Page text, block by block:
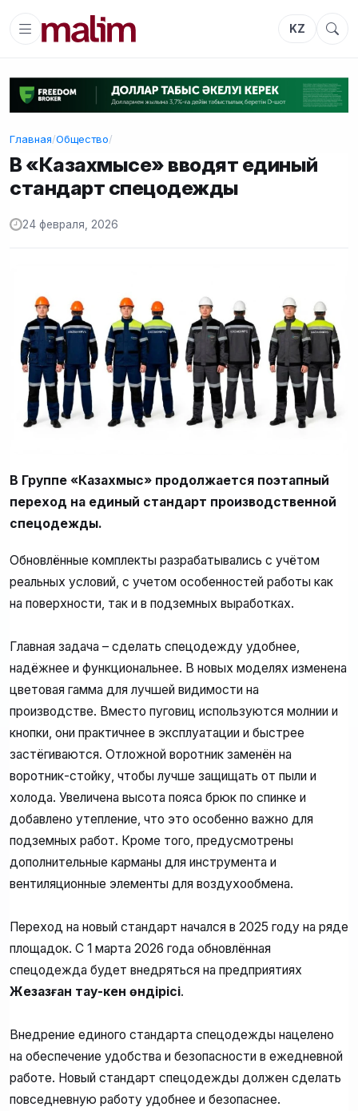
KZ
Главная/Общество/
В «Казахмысе» вводят единый
стандарт спецодежды
24 февраля, 2026
В Группе «Казахмыс» продолжается поэтапный
переход на единый стандарт производственной
спецодежды.
Обновлённые комплекты разрабатывались с учётом
реальных условий, с учетом особенностей работы как
на поверхности, так и в подземных выработках.
Главная задача – сделать спецодежду удобнее,
надёжнее и функциональнее. В новых моделях изменена
цветовая гамма для лучшей видимости на
производстве. Вместо пуговиц используются молнии и
кнопки, они практичнее в эксплуатации и быстрее
застёгиваются. Отложной воротник заменён на
воротник-стойку, чтобы лучше защищать от пыли и
холода. Увеличена высота пояса брюк по спинке и
добавлено утепление, что это особенно важно для
подземных работ. Кроме того, предусмотрены
дополнительные карманы для инструмента и
вентиляционные элементы для воздухообмена.
Переход на новый стандарт начался в 2025 году на ряде
площадок. С 1 марта 2026 года обновлённая
спецодежда будет внедряться на предприятиях
Жезқазған тау-кен өндірісі.
Внедрение единого стандарта спецодежды нацелено
на обеспечение удобства и безопасности в ежедневной
работе. Новый стандарт спецодежды должен сделать
повседневную работу удобнее и безопаснее.